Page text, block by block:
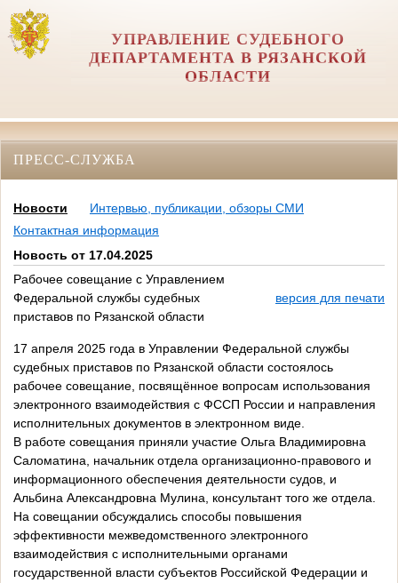
УПРАВЛЕНИЕ СУДЕБНОГО
ДЕПАРТАМЕНТА В РЯЗАНСКОЙ
ОБЛАСТИ
ПРЕСС-СЛУЖБА
Новости
Интервью, публикации, обзоры СМИ
Контактная информация
Новость от 17.04.2025
Рабочее совещание с Управлением
Федеральной службы судебных
приставов по Рязанской области
версия для печати
17 апреля 2025 года в Управлении Федеральной службы
судебных приставов по Рязанской области состоялось
рабочее совещание, посвящённое вопросам использования
электронного взаимодействия с ФССП России и направления
исполнительных документов в электронном виде.
В работе совещания приняли участие Ольга Владимировна
Саломатина, начальник отдела организационно-правового и
информационного обеспечения деятельности судов, и
Альбина Александровна Мулина, консультант того же отдела.
На совещании обсуждались способы повышения
эффективности межведомственного электронного
взаимодействия с исполнительными органами
государственной власти субъектов Российской Федерации и